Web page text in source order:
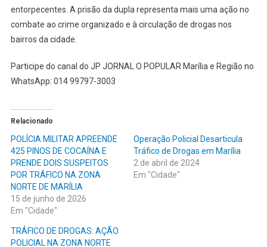
entorpecentes. A prisão da dupla representa mais uma ação no
combate ao crime organizado e à circulação de drogas nos
bairros da cidade.
Participe do canal do JP JORNAL O POPULAR Marília e Região no
WhatsApp: 014 99797-3003
Relacionado
POLÍCIA MILITAR APREENDE
425 PINOS DE COCAÍNA E
PRENDE DOIS SUSPEITOS
POR TRÁFICO NA ZONA
NORTE DE MARÍLIA
15 de junho de 2026
Em "Cidade"
Operação Policial Desarticula
Tráfico de Drogas em Marília
2 de abril de 2024
Em "Cidade"
TRÁFICO DE DROGAS: AÇÃO
POLICIAL NA ZONA NORTE